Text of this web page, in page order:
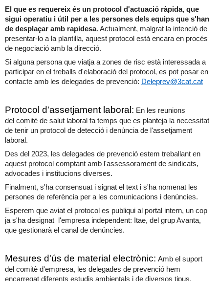
El que es requereix és un protocol d'actuació ràpida, que
sigui operatiu i útil per a les persones dels equips que s'han
de desplaçar amb rapidesa. Actualment, malgrat la intenció de
presentar-lo a la plantilla, aquest protocol està encara en procés
de negociació amb la direcció.
Si alguna persona que viatja a zones de risc està interessada a
participar en el treballs d'elaboració del protocol, es pot posar en
contacte amb les delegades de prevenció: Deleprev@3cat.cat
Protocol d'assetjament laboral: En les reunions
del comitè de salut laboral fa temps que es planteja la necessitat
de tenir un protocol de detecció i denúncia de l'assetjament
laboral.
Des del 2023, les delegades de prevenció estem treballant en
aquest protocol comptant amb l'assessorament de sindicats,
advocades i institucions diverses.
Finalment, s'ha consensuat i signat el text i s'ha nomenat les
persones de referència per a les comunicacions i denúncies.
Esperem que aviat el protocol es publiqui al portal intern, un cop
ja s'ha designat l'empresa independent: Itae, del grup Avanta,
que gestionarà el canal de denúncies.
Mesures d'ús de material electrònic: Amb el suport
del comitè d'empresa, les delegades de prevenció hem
encarregat diferents estudis ambientals i de diversos tipus,